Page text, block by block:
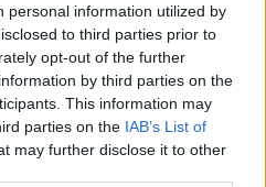
personal information utilized by
to third parties prior to
opt-out of the further
by third parties on the
This information may
parties on the IAB’s List of
may further disclose it to other
firmes en el caso
detalles de la
Tribunal Supremo